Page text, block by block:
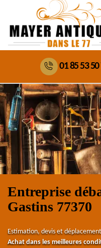
01 85 53 50
Entreprise
Gastins 77370
Estimation, devis et
Achat dans les meilleures